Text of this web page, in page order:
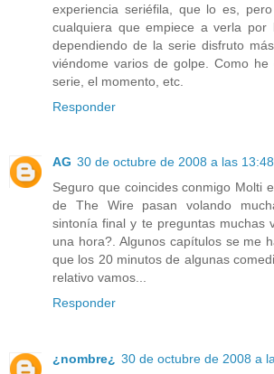
experiencia seriéfila, que lo es,
cualquiera que empiece a verla por
dependiendo de la serie disfruto
viéndome varios de golpe. Como
serie, el momento, etc.
Responder
AG 30 de octubre de 2008 a las 13:48
Seguro que coincides conmigo Molti
de The Wire pasan volando
sintonía final y te preguntas muchas
una hora?. Algunos capítulos se me
que los 20 minutos de algunas
relativo vamos...
Responder
¿nombre¿ 30 de octubre de 2008 a